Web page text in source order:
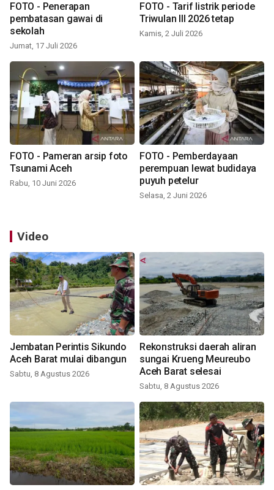
FOTO - Penerapan
pembatasan gawai di
sekolah
Jumat, 17 Juli 2026
FOTO - Tarif listrik periode
Triwulan III 2026 tetap
Kamis, 2 Juli 2026
FOTO - Pameran arsip foto
Tsunami Aceh
Rabu, 10 Juni 2026
FOTO - Pemberdayaan
perempuan lewat budidaya
puyuh petelur
Selasa, 2 Juni 2026
Video
Jembatan Perintis Sikundo
Aceh Barat mulai dibangun
Sabtu, 8 Agustus 2026
Rekonstruksi daerah aliran
sungai Krueng Meureubo
Aceh Barat selesai
Sabtu, 8 Agustus 2026